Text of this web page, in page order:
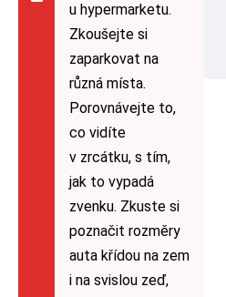
u hypermarketu.
Zkoušejte si
zaparkovat na
různá místa.
Porovnávejte to,
co vidíte
v zrcátku, s tím,
jak to vypadá
zvenku. Zkuste si
poznačit rozměry
auta křídou na zem
i na svislou zeď,